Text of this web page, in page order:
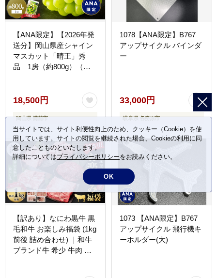
【ANA限定】【2026年発
送分】岡山県産シャイン
マスカット「晴王」秀
品 1房（約800g）（令
房 大粒 岡山県産 秀品 種
無し 高糖度 葡萄 ぶどう
御中元 ギフト 御礼 化粧
箱入 プレゼント 御祝 御
供 果物 くだもの フルー
ツ 】
18,500円
岡山県 備前市
1078【ANA限定】B767
アップサイクル バインダ
ー
33,000円
岐阜県 各務原市
【訳あり】なにわ黒牛 黒
毛和牛 お楽しみ福袋 (1kg
前後 詰め合わせ) ｜和牛
ブランド牛 希少 牛肉 詰
1073 【ANA限定】B767
アップサイクル 飛行機キ
ーホルダー(大)
当サイトでは、サイト利便性向上のため、クッキー（Cookie）を使
用しています。サイトの閲覧を継続された場合、Cookieの利用に同
意したことものといたします。
詳細についてはプライバシーポリシーをお読みください。
OK